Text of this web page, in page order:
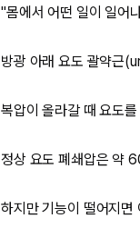
"몸에서 어떤 일이 일어
방광 아래 요도 괄약근
복압이 올라갈 때 요도
정상 요도 폐쇄압은 약
하지만 기능이 떨어지면